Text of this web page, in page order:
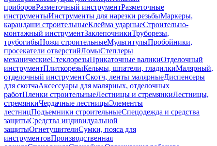
приборовРазметочный инструментРазметочные
инструментыИнструменты для нарезки резьбыМаркеры,
карандаши строительныеКлейма ударныеСтроительно-
монтажный инструментЗаклепочникиТруборезы,
трубогибыНожи строительныеМультитулыПробойники,
просекатели отверстийЛомыСтеплеры
механическиеСтеклорезыПрикаточные валикиОтделочный
инструментПлиткорезыКельмы, шпатели, гладилкиМалярный,
отделочный инструментСкотч, ленты малярныеДиспенсеры
для скотчаАксессуары для малярных, отделочных
работПленки строительныеЛестницы и стремянкиЛестницы,
стремянкиЧердачные лестницыЭлементы
лестницПодъемники строительныеСпецодежда и средства
защитыСредства индивидуальной
защитыОгнетушителиСумки, пояса для
инструментовПроизводственная